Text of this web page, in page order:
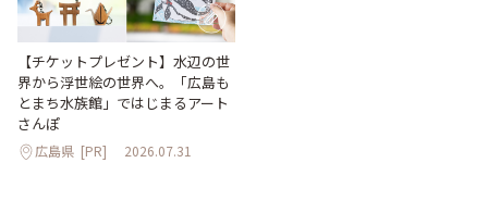
【チケットプレゼント】水辺の世
界から浮世絵の世界へ。「広島も
とまち水族館」ではじまるアート
さんぽ
広島県 [PR] 2026.07.31